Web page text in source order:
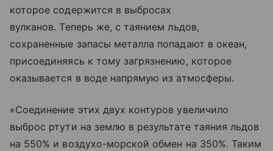
которое содержится в выбросах
вулканов. Теперь же, с таянием льдов,
сохраненные запасы металла попадают в океан,
присоединяясь к тому загрязнению, которое
оказывается в воде напрямую из атмосферы.
«Соединение этих двух контуров увеличило
выброс ртути на землю в результате таяния льдов
на 550% и воздухо-морской обмен на 350%. Таким